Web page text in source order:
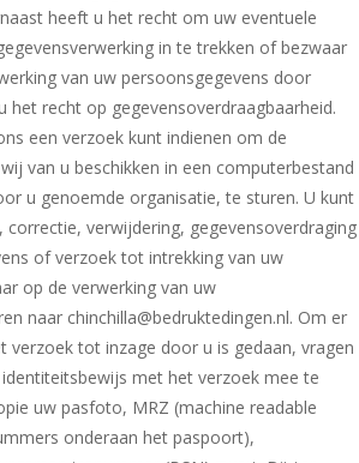
heeft u het recht om uw eventuele
in te trekken of bezwaar
van uw persoonsgegevens door
het recht op gegevensoverdraagbaarheid.
een verzoek kunt indienen om de
van u beschikken in een computerbestand
u genoemde organisatie, te sturen. U kunt
correctie, verwijdering, gegevensoverdraging
of verzoek tot intrekking van uw
op de verwerking van uw
naar chinchilla@bedruktedingen.nl. Om er
verzoek tot inzage door u is gedaan, vragen
met het verzoek mee te
uw pasfoto, MRZ (machine readable
onderaan het paspoort),